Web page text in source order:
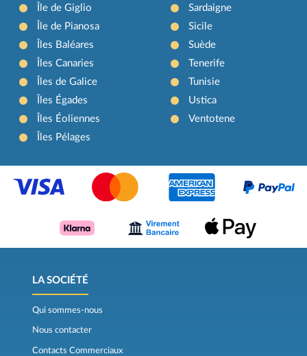
Île de Giglio
Île de Pianosa
Îles Baléares
Îles Canaries
Îles de Galice
Îles Égades
Îles Éoliennes
Îles Pélages
Sardaigne
Sicile
Suède
Tenerife
Tunisie
Ustica
Ventotene
LA SOCIÉTÉ
Qui sommes-nous
Nous contacter
Contacts Commerciaux